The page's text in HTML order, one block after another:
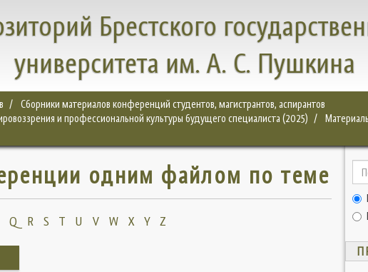
Брестского
университета им. А. С. Пушкина
Сборники материалов конференций студентов, магистрантов, аспирантов
и профессиональной культуры будущего специалиста (2025)
одним файлом по теме
Q R S T U V W X Y Z